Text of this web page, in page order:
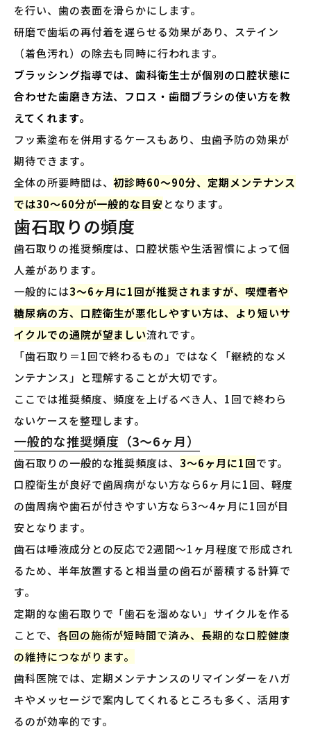
を行い、歯の表面を滑らかにします。
研磨で歯垢の再付着を遅らせる効果があり、ステイン
（着色汚れ）の除去も同時に行われます。
ブラッシング指導では、歯科衛生士が個別の口腔状態に
合わせた歯磨き方法、フロス・歯間ブラシの使い方を教
えてくれます。
フッ素塗布を併用するケースもあり、虫歯予防の効果が
期待できます。
全体の所要時間は、初診時60〜90分、定期メンテナンス
では30〜60分が一般的な目安となります。
歯石取りの頻度
歯石取りの推奨頻度は、口腔状態や生活習慣によって個
人差があります。
一般的には3〜6ヶ月に1回が推奨されますが、喫煙者や
糖尿病の方、口腔衛生が悪化しやすい方は、より短いサ
イクルでの通院が望ましい流れです。
「歯石取り＝1回で終わるもの」ではなく「継続的なメ
ンテナンス」と理解することが大切です。
ここでは推奨頻度、頻度を上げるべき人、1回で終わら
ないケースを整理します。
一般的な推奨頻度（3〜6ヶ月）
歯石取りの一般的な推奨頻度は、3〜6ヶ月に1回です。
口腔衛生が良好で歯周病がない方なら6ヶ月に1回、軽度
の歯周病や歯石が付きやすい方なら3〜4ヶ月に1回が目
安となります。
歯石は唾液成分との反応で2週間〜1ヶ月程度で形成され
るため、半年放置すると相当量の歯石が蓄積する計算で
す。
定期的な歯石取りで「歯石を溜めない」サイクルを作る
ことで、 各回の施術が短時間で済み、長期的な口腔健康
の維持につながります。
歯科医院では、定期メンテナンスのリマインダーをハガ
キやメッセージで案内してくれるところも多く、活用す
るのが効率的です。